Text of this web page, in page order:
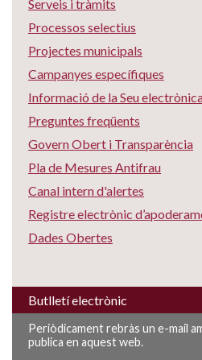
Serveis i tràmits
Processos selectius
Projectes municipals
Campanyes específiques
Informació de la Seu
Preguntes freqüents
Govern Obert i Transparència
Pla de Mesures Antifrau
Canal intern d'alertes
Registre electrònic
Dades Obertes
Butlletí electrònic
Periòdicament rebràs un e-mail
publica en aquest web.